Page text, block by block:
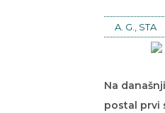
A. G., STA
Na
postal prvi